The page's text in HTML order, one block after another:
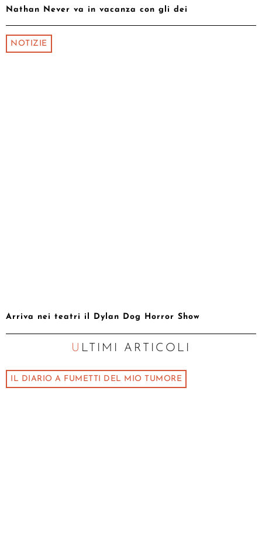
Nathan Never va in vacanza con gli dei
NOTIZIE
Arriva nei teatri il Dylan Dog Horror Show
ULTIMI ARTICOLI
IL DIARIO A FUMETTI DEL MIO TUMORE